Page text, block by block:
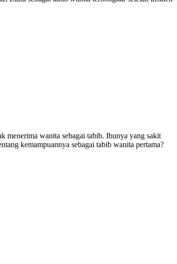
menerima wanita sebagai tabib. Ibunya yang sakit
kemampuannya sebagai tabib wanita pertama?